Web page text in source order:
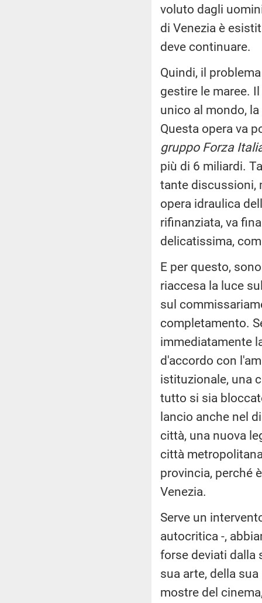
voluto dagli
di Venezia è
deve continuare.
Quindi, il
gestire le maree.
unico al mondo,
Questa opera va
gruppo Forza
più di 6 miliardi.
tante discussioni,
opera idraulica
rifinanziata, va
delicatissima,
E per questo,
riaccesa la luce
sul
completamento.
immediatamente
d'accordo con
istituzionale, una
tutto si sia
lancio anche nel
città, una nuova
città
provincia, perché
Venezia.
Serve un
autocritica -,
forse deviati dalla
sua arte, della
mostre del